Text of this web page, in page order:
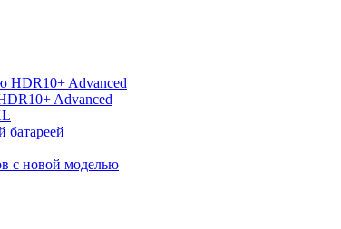
Advanced
батареей
с новой моделью